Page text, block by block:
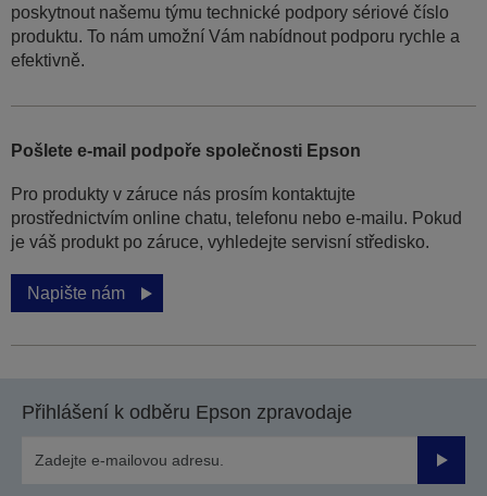
poskytnout našemu týmu technické podpory sériové číslo
produktu. To nám umožní Vám nabídnout podporu rychle a
efektivně.
Pošlete e-mail podpoře společnosti Epson
Pro produkty v záruce nás prosím kontaktujte
prostřednictvím online chatu, telefonu nebo e-mailu. Pokud
je váš produkt po záruce, vyhledejte servisní středisko.
Napište nám
Přihlášení k odběru Epson zpravodaje